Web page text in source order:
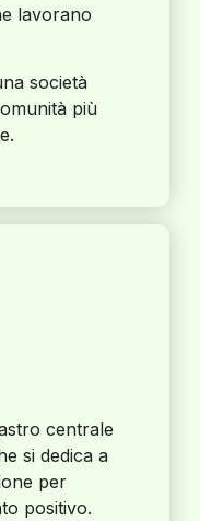
lavorano
società
più
centrale
si dedica a
per
positivo.